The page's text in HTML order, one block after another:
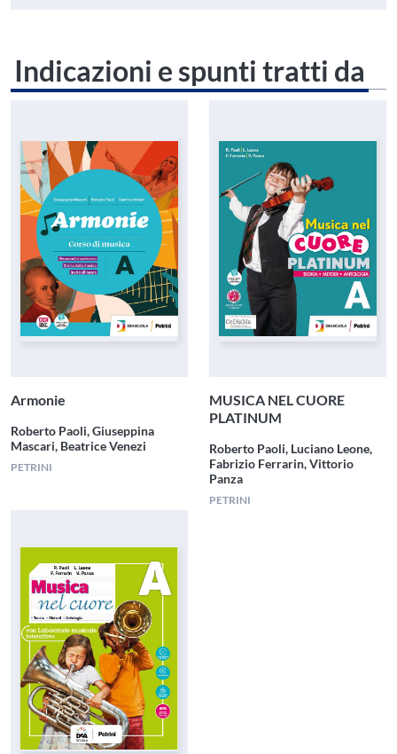
Indicazioni e spunti tratti da
Armonie
Roberto Paoli, Giuseppina
Mascari, Beatrice Venezi
PETRINI
MUSICA NEL CUORE
PLATINUM
Roberto Paoli, Luciano Leone,
Fabrizio Ferrarin, Vittorio
Panza
PETRINI